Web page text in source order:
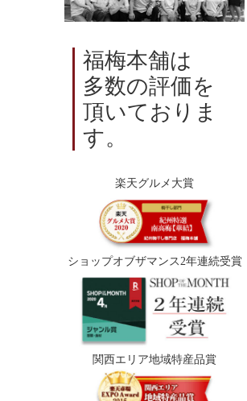
福梅本舗は
多数の評価を
頂いておりま
す。
楽天グルメ大賞
ショップオブザマンス2年連続受賞
関西エリア地域特産品賞